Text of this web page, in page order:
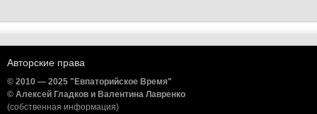
Авторские права
© 2010 — 2025 "Евпаторийское Время"
© Алексей Гладков и Валентина Лавренко
(собственная информация)